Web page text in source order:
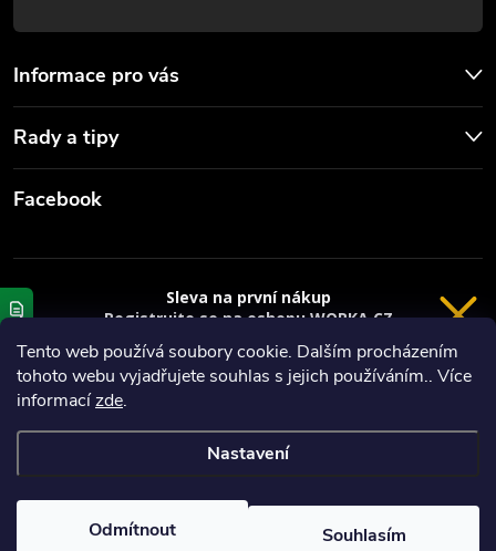
Tento web používá soubory cookie. Dalším procházením
tohoto webu vyjadřujete souhlas s jejich používáním.. Více
informacízde.
Nastavení
Odmítnout Souhlasím
Informace pro vás
Rady a tipy
Facebook
Vytvořil Shoptet
Copyright 2026
Sleva na první nákup
Registrujte se na eshopu WORKA.CZ
sleva 100 Kč* na nákup je Vaše.
Registrace
Privacy policy
VRÁCENÍ 14 DNÍ